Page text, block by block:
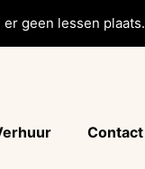
geen lessen plaats.
Contact